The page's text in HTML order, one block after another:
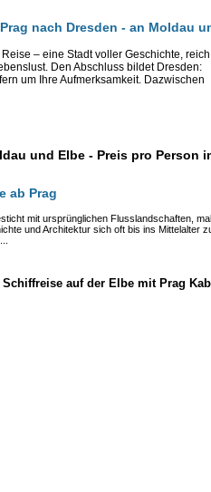
nach Dresden - an Moldau
– eine Stadt voller Geschichte,
Den Abschluss bildet Dresden:
um Ihre Aufmerksamkeit. Dazwischen
und Elbe - Preis pro Person
ab Prag
mit ursprünglichen Flusslandschaften,
und Architektur sich oft bis ins Mittelalter
Schiffreise auf der Elbe mit Prag